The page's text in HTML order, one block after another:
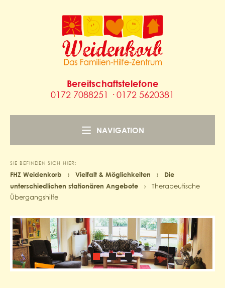
Bereitschaftstelefone
0172 7088251 · 0172 5620381
NAVIGATION
SIE BEFINDEN SICH HIER:
FHZ Weidenkorb › Vielfalt & Möglichkeiten › Die
unterschiedlichen stationären Angebote › Therapeutische
Übergangshilfe